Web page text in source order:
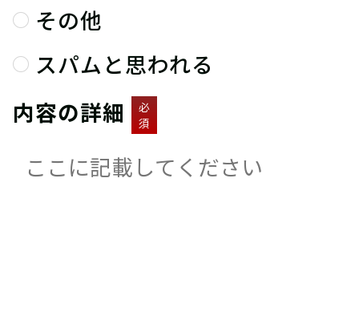
その他
スパムと思われる
内容の詳細
必
須